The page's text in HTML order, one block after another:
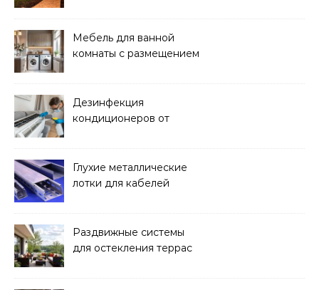
Мебель для ванной
комнаты с размещением
Дезинфекция
кондиционеров от
Глухие металлические
лотки для кабелей
Раздвижные системы
для остекления террас